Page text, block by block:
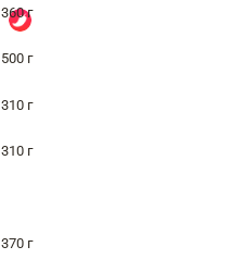
360 г
500 г
310 г
310 г
370 г